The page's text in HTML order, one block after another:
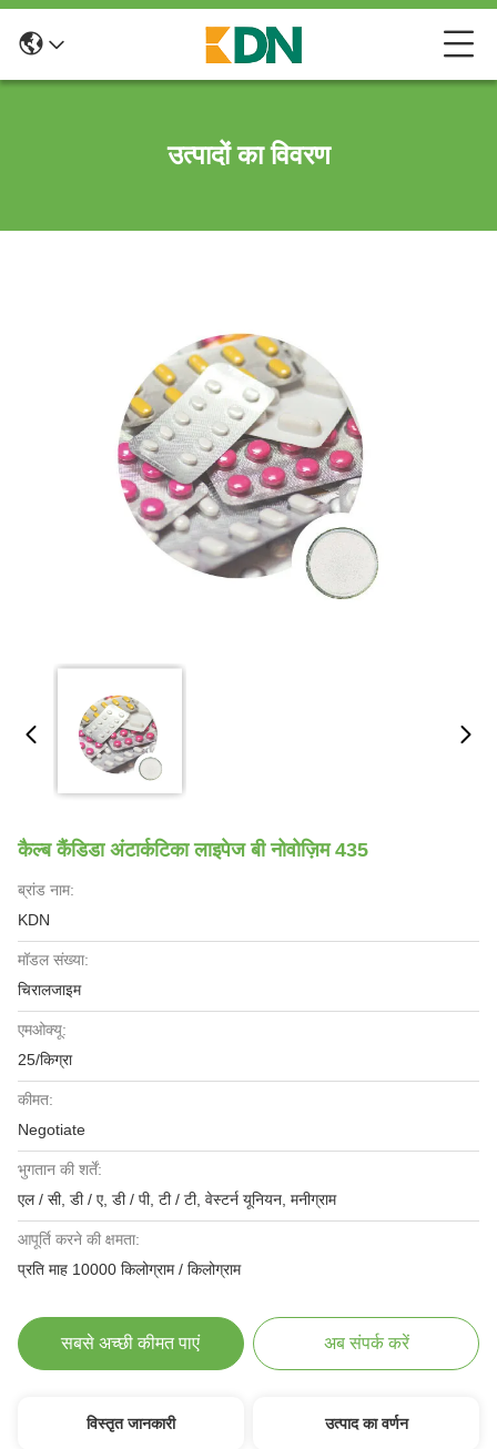
उत्पादों का विवरण
कैल्ब कैंडिडा अंटार्कटिका लाइपेज बी नोवोज़िम 435
ब्रांड नाम:
KDN
मॉडल संख्या:
चिरालजाइम
एमओक्यू:
25/किग्रा
कीमत:
Negotiate
भुगतान की शर्तें:
एल / सी, डी / ए, डी / पी, टी / टी, वेस्टर्न यूनियन, मनीग्राम
आपूर्ति करने की क्षमता:
प्रति माह 10000 किलोग्राम / किलोग्राम
सबसे अच्छी कीमत पाएं अब संपर्क करें
विस्तृत जानकारी उत्पाद का वर्णन